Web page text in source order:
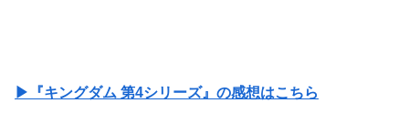
▶『キングダム 第4シリーズ』の感想はこちら